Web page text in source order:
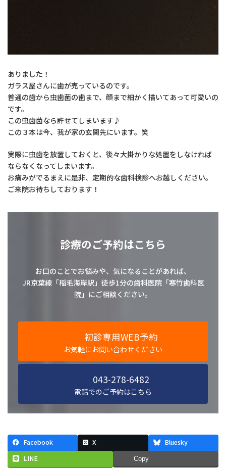
ありました！
ガラス屋さんに歯が売っているのです。
普通の歯から虫歯菌の歯まで、顔まで細かく描いてあって可愛いの
です。
この虫歯菌なら許せてしまいます♪
この３本は今、我が家の玄関先にいます。笑
実際に虫歯を放置しておくと、後々大掛かりな処置をしなければ
ならなくなってしまいます。
お痛みがでるまえに是非、定期的な歯科検診へお越しください。
ご来院お待ちしております！
診療のご予約はこちら
お口のことでお悩みや、気になることがあれば、
JR京葉線「稲毛海岸駅」徒歩1分の歯科医院「寒竹歯科医
院」にご相談ください。
初診専用WEB予約
お気軽にお問い合わせください
043-278-6482
電話でのご予約はこちら
Facebook X
Bluesky
LINE
Copy